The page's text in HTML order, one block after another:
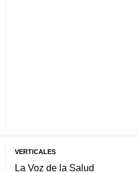
VERTICALES
La Voz de la Salud